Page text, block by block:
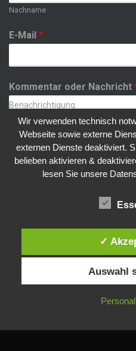
Nachname
E-Mail *
Kommentar oder Nachricht
IMPRESSUM
Hestia |
Wir verwenden technisch
Webseite sowie externe
externen Dienste deaktiviert.
belieben aktivieren &
lesen Sie unsere
✓
Auswahl